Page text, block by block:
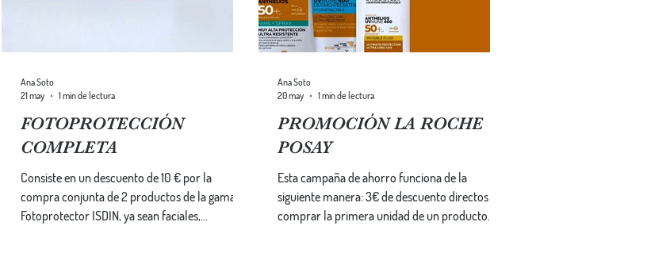
FOTOPROTECCIÓN
COMPLETA
Consiste en un descuento de 10 € por la
compra conjunta de 2 productos de la gama
Fotoprotector ISDIN, ya sean faciales,
Ana Soto
21 may
1 min de lectura
PROMOCIÓN LA ROCHE
POSAY
Esta campaña de ahorro funciona de la
siguiente manera: 3€ de descuento directos al
comprar la primera unidad de un producto
Ana Soto
20 may
1 min de lectura